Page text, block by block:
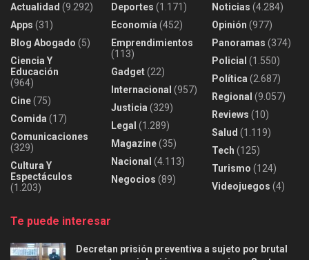
Actualidad (9.292)
Apps (31)
Blog Abogado (5)
Ciencia Y
Educación
(964)
Cine(75)
Comida (17)
Comunicaciones
(329)
Cultura Y
Espectáculos
(1.203)
Deportes (1.171)
Economía (452)
Emprendimientos
(113)
Gadget(22)
Internacional (957)
Justicia (329)
Legal (1.289)
Magazine(35)
Nacional (4.113)
Negocios (89)
Noticias (4.284)
Opinión (977)
Panoramas (374)
Policial (1.550)
Política (2.687)
Regional (9.057)
Reviews (10)
Salud (1.119)
Tech (125)
Turismo (124)
Videojuegos (4)
Te puede interesar
Decretan prisión preventiva a sujeto por brutal